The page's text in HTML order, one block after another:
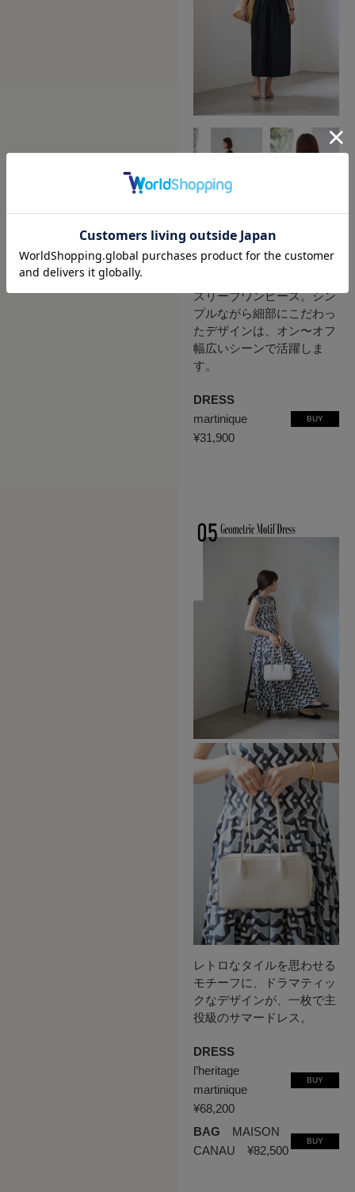
後ろ姿に上品なパールボタ
ンをあしらい、さりげない
スリーブワンピース。シン
プルながら細部にこだわっ
たデザインは、オン〜オフ
幅広いシーンで活躍しま
す。
DRESS
martinique
¥31,900
BUY
レトロなタイルを思わせる
モチーフに、ドラマティッ
クなデザインが、一枚で主
役級のサマードレス。
DRESS
l’heritage
martinique
¥68,200
BUY
BAG MAISON
CANAU ¥82,500
BUY